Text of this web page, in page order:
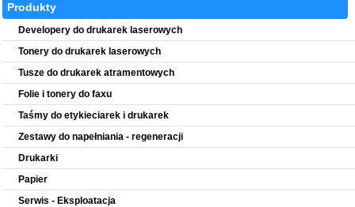
Produkty
Developery do drukarek laserowych
Tonery do drukarek laserowych
Tusze do drukarek atramentowych
Folie i tonery do faxu
Taśmy do etykieciarek i drukarek
Zestawy do napełniania - regeneracji
Drukarki
Papier
Serwis - Eksploatacja